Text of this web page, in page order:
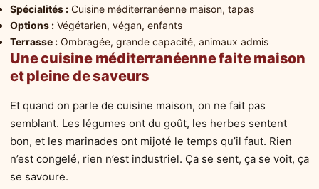
Spécialités : Cuisine méditerranéenne maison, tapas
Options : Végétarien, végan, enfants
Terrasse : Ombragée, grande capacité, animaux admis
Une cuisine méditerranéenne faite maison
et pleine de saveurs
Et quand on parle de cuisine maison, on ne fait pas
semblant. Les légumes ont du goût, les herbes sentent
bon, et les marinades ont mijoté le temps qu’il faut. Rien
n’est congelé, rien n’est industriel. Ça se sent, ça se voit, ça
se savoure.